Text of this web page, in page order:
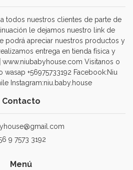
todos nuestros clientes de parte de
le dejamos nuestro link de
podrá apreciar nuestros productos y
entrega en tienda física y
Visitanos o
+56975733192 Facebook:Niu
Instagram:niu.baby.house
Contacto
9 7573 3192
Menú